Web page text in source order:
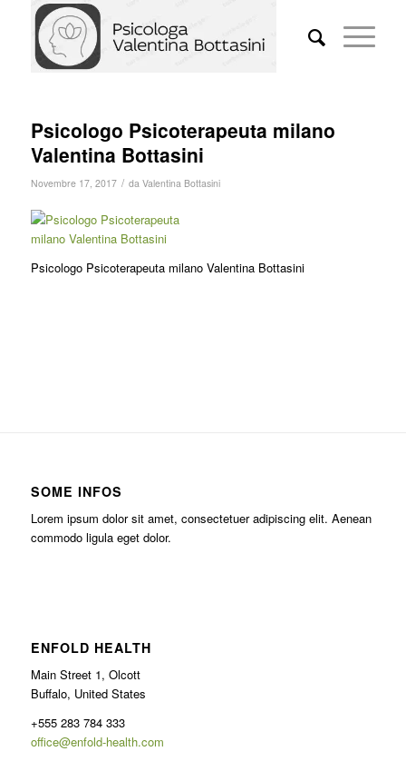
Psicologo Psicoterapeuta milano
Valentina Bottasini
Novembre 17, 2017 / da Valentina Bottasini
Psicologo Psicoterapeuta milano Valentina Bottasini
SOME INFOS
Lorem ipsum dolor sit amet, consectetuer adipiscing elit. Aenean
commodo ligula eget dolor.
ENFOLD HEALTH
Main Street 1, Olcott
Buffalo, United States
+555 283 784 333
office@enfold-health.com